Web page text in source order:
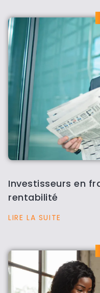
Investisseurs en
rentabilité
LIRE LA SUITE